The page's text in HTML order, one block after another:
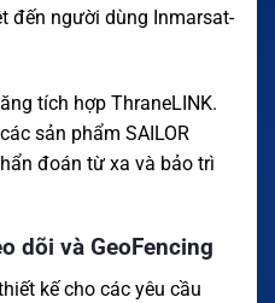
đến người dùng Inmarsat-
tích hợp ThraneLINK.
sản phẩm SAILOR
đoán từ xa và bảo trì
dõi và GeoFencing
kế cho các yêu cầu